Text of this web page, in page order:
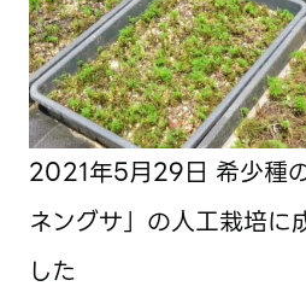
2021年5月29日 希少種
ネングサ」の人工栽培に
した